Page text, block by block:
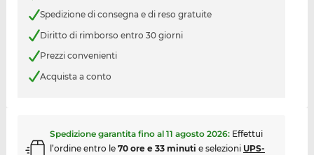
Spedizione di consegna e di reso gratuite
Diritto di rimborso entro 30 giorni
Prezzi convenienti
Acquista a conto
Spedizione garantita fino al 11 agosto 2026: Effettui
l’ordine entro le 70 ore e 33 minuti e selezioni UPS-